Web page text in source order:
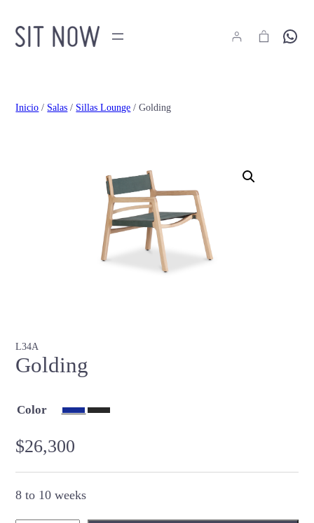
Hola
Inicio / Salas / Sillas Lounge / Golding
L34A
Golding
Color
$26,300
8 to 10 weeks